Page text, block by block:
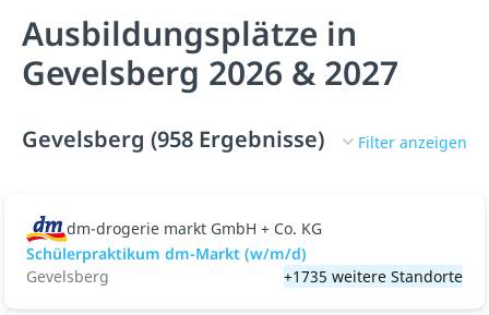
Ausbildungsplätze in
Gevelsberg 2026 & 2027
Gevelsberg (958 Ergebnisse) Filter anzeigen
dm-drogerie markt GmbH + Co. KG
Schülerpraktikum dm-Markt (w/m/d)
Gevelsberg
+1735 weitere Standorte